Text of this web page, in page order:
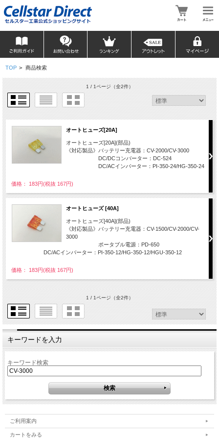
TOP > 商品検索
1 / 1ページ（全2件）
オートヒューズ[20A]
オートヒューズ[20A](部品)
《対応製品》バッテリー充電器：CV-2000/CV-3000
DC/DCコンバーター：DC-524
DC/ACインバーター：PI-350-24/HG-350-24
価格： 183円(税抜 167円)
オートヒューズ [40A]
オートヒューズ[40A](部品)
《対応製品》バッテリー充電器：CV-1500/CV-2000/CV-
3000
ポータブル電源：PD-650
DC/ACインバーター：PI-350-12/HG-350-12/HGU-350-12
価格： 183円(税抜 167円)
1 / 1ページ（全2件）
キーワードを入力
キーワード検索
ご利用案内
カートをみる